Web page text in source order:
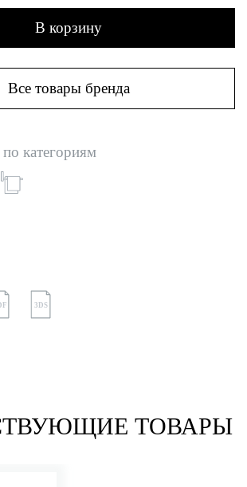
В корзину
Все товары бренда
категориям
3DS
ТОВАРЫ